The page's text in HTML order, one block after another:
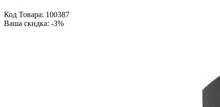
Код Товара: 100387
Ваша скидка: -3%